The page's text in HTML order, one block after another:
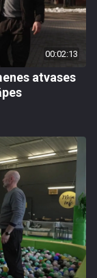
00:02:13
atvases